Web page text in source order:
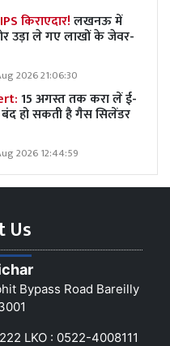
किराएदार!लखनऊ में
उड़ा ले गए लाखों के जेवर-
2026 21:06:30
15 अगस्त तक करा लें ई-
बंद हो सकती है गैस सिलेंडर
2026 12:44:59
Us
Bypass Road Bareilly
LKO : 0522-4008111